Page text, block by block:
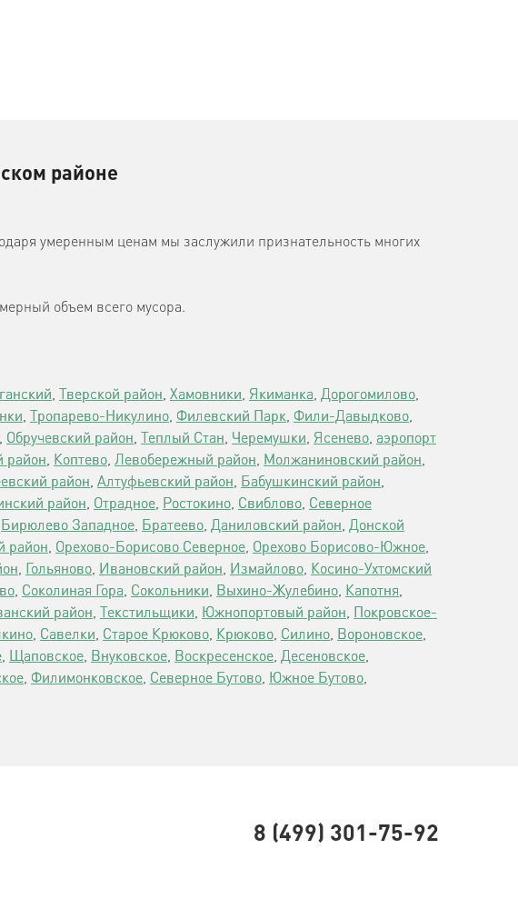
районе
умеренным ценам мы заслужили признательность многих
объем всего мусора.
, Тверской район, Хамовники, Якиманка, Дорогомилово,
, Тропарево-Никулино, Филевский Парк, Фили-Давыдково,
, Обручевский район, Теплый Стан, Черемушки, Ясенево, аэропорт
район, Коптево, Левобережный район, Молжаниновский район,
район, Алтуфьевский район, Бабушкинский район,
район, Отрадное, Ростокино, Свиблово, Северное
Бирюлево Западное, Братеево, Даниловский район, Донской
район, Орехово-Борисово Северное, Орехово Борисово-Южное,
, Гольяново, Ивановский район, Измайлово, Косино-Ухтомский
, Соколиная Гора, Сокольники, Выхино-Жулебино, Капотня,
район, Текстильщики, Южнопортовый район,
Покровское-
, Савелки, Старое Крюково, Крюково, Силино, Вороновское,
, Щаповское, Внуковское, Воскресенское, Десеновское,
, Филимонковское, Северное Бутово, Южное Бутово,
8 (499) 301-75-92